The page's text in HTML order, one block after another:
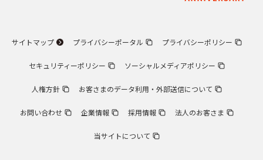
サイトマップ プライバシーポータル プライバシーポリシー
セキュリティーポリシー ソーシャルメディアポリシー
人権方針 お客さまのデータ利用・外部送信について
お問い合わせ 企業情報 採用情報 法人のお客さま
当サイトについて